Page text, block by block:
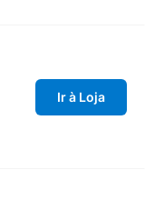
Ir à Loja